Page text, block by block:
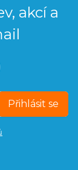
akcí a
Přihlásit se